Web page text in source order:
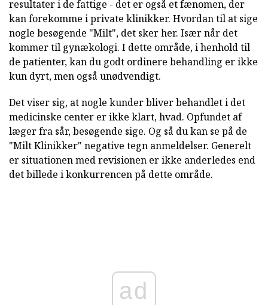
resultater i de fattige - det er også et fænomen, der
kan forekomme i private klinikker. Hvordan til at sige
nogle besøgende "Milt", det sker her. Især når det
kommer til gynækologi. I dette område, i henhold til
de patienter, kan du godt ordinere behandling er ikke
kun dyrt, men også unødvendigt.
Det viser sig, at nogle kunder bliver behandlet i det
medicinske center er ikke klart, hvad. Opfundet af
læger fra sår, besøgende sige. Og så du kan se på de
"Milt Klinikker" negative tegn anmeldelser. Generelt
er situationen med revisionen er ikke anderledes end
det billede i konkurrencen på dette område.
ad